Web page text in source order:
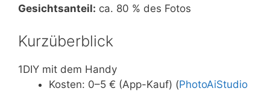
Gesichtsanteil: ca. 80 % des Fotos
Kurzüberblick
1DIY mit dem Handy
Kosten: 0–5 € (App-Kauf) (PhotoAiStudio